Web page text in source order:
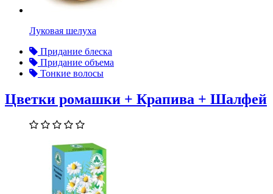
Луковая шелуха
Придание блеска
Придание объема
Тонкие волосы
Цветки ромашки + Крапива + Шалфей